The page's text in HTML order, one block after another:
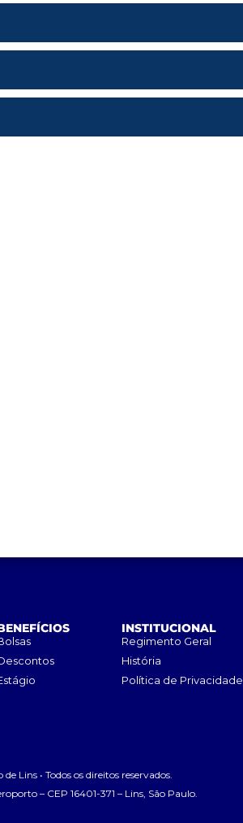
INSTITUCIONAL
Regimento Geral
História
Política de Privacidade
Lins • Todos os direitos reservados.
– CEP 16401-371 – Lins, São Paulo.